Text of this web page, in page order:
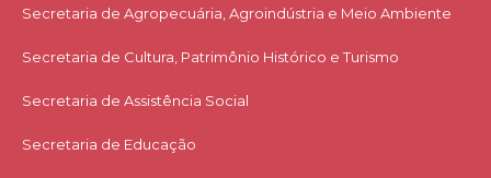
Secretaria de Agropecuária, Agroindústria e Meio Ambiente
Secretaria de Cultura, Patrimônio Histórico e Turismo
Secretaria de Assistência Social
Secretaria de Educação